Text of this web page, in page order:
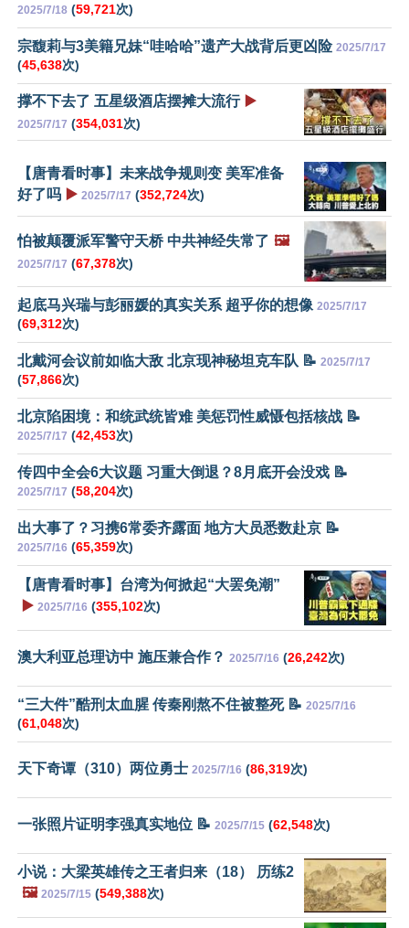
2025/7/18 (59,721次)
宗馥莉与3美籍兄妹“哇哈哈”遗产大战背后更凶险 2025/7/17
(45,638次)
撑不下去了 五星级酒店摆摊大流行 ▶️
2025/7/17 (354,031次)
【唐青看时事】未来战争规则变 美军准备
好了吗 ▶️ 2025/7/17 (352,724次)
怕被颠覆派军警守天桥 中共神经失常了 🖼️
2025/7/17 (67,378次)
起底马兴瑞与彭丽媛的真实关系 超乎你的想像 2025/7/17
(69,312次)
北戴河会议前如临大敌 北京现神秘坦克车队 📝 2025/7/17
(57,866次)
北京陷困境：和统武统皆难 美惩罚性威慑包括核战 📝
2025/7/17 (42,453次)
传四中全会6大议题 习重大倒退？8月底开会没戏 📝
2025/7/17 (58,204次)
出大事了？习携6常委齐露面 地方大员悉数赴京 📝
2025/7/16 (65,359次)
【唐青看时事】台湾为何掀起“大罢免潮”
▶️ 2025/7/16 (355,102次)
澳大利亚总理访中 施压兼合作？ 2025/7/16 (26,242次)
“三大件”酷刑太血腥 传秦刚熬不住被整死 📝 2025/7/16
(61,048次)
天下奇谭（310）两位勇士 2025/7/16 (86,319次)
一张照片证明李强真实地位 📝 2025/7/15 (62,548次)
小说：大梁英雄传之王者归来（18） 历练2
🖼️ 2025/7/15 (549,388次)